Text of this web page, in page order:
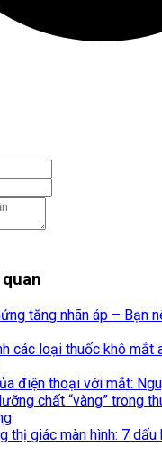
tăng nhãn áp – Bạn
các loại thuốc khô mắt
điện thoại với mắt:
chất “vàng” trong
thị giác màn hình: 7 dấu